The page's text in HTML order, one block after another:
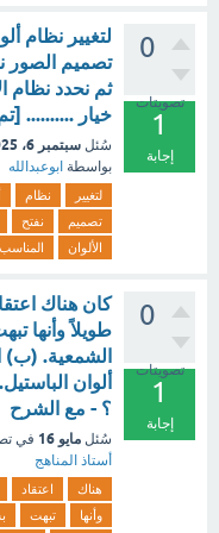
0
تصويتات
1
إجابة
لتغيير نظام
ثم نحدد نظام
خيار ..........
سُئل سبتمبر 6، 2025
بواسطة ابوعبدالله
لتغيير نظام
تصميم
نفتح
الألوان
المناسب
0
تصويتات
1
إجابة
كان هناك
طويلاً وأنها
الشمعية. (ب)
ألوان
؟ - مع الشرح
سُئل مايو 16 في
أستاذ المناهج
هناك اعتقاد
وأنها
تبهت